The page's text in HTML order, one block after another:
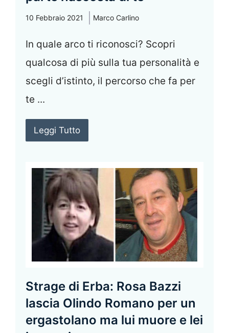
10 Febbraio 2021 Marco Carlino
In quale arco ti riconosci? Scopri
qualcosa di più sulla tua personalità e
scegli d’istinto, il percorso che fa per
te ...
Leggi Tutto
Strage di Erba: Rosa Bazzi
lascia Olindo Romano per un
ergastolano ma lui muore e lei